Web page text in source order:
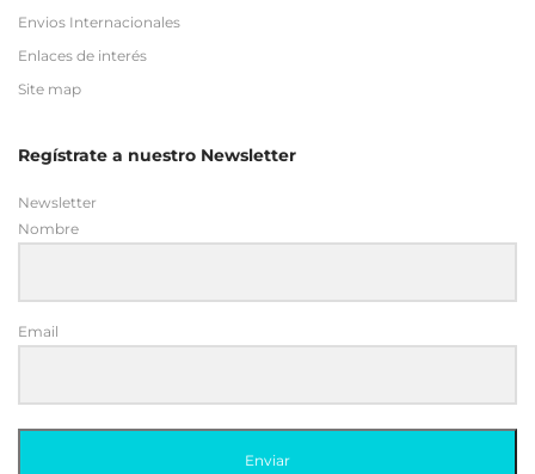
Envios Internacionales
Enlaces de interés
Site map
Regístrate a nuestro Newsletter
Newsletter
Nombre
Email
Enviar